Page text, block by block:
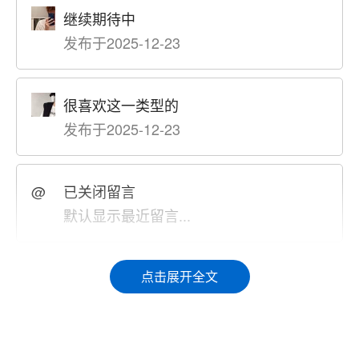
继续期待中
发布于2025-12-23
很喜欢这一类型的
发布于2025-12-23
@
已关闭留言
默认显示最近留言...
说起咱这闪婚的故事，那可真是惊天地泣鬼神啊！
那时候啊，我这人也没个心眼儿，就这么一闪一闪
点击展开全文